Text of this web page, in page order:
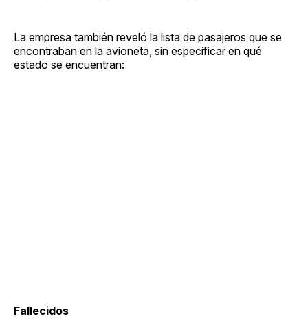
La empresa también reveló la lista de pasajeros que se
encontraban en la avioneta, sin especificar en qué
estado se encuentran:
Fallecidos